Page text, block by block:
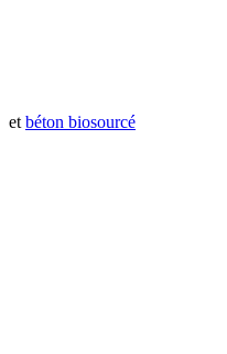
et béton biosourcé